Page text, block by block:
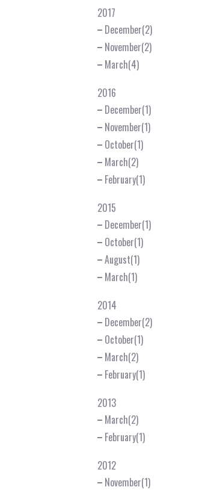
2017
December(2)
November(2)
March(4)
2016
December(1)
November(1)
October(1)
March(2)
February(1)
2015
December(1)
October(1)
August(1)
March(1)
2014
December(2)
October(1)
March(2)
February(1)
2013
March(2)
February(1)
2012
November(1)